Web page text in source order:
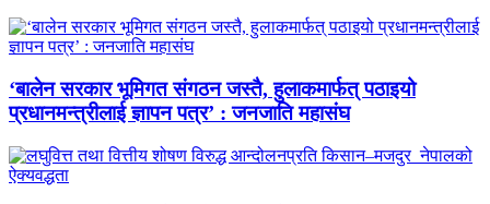
‘बालेन सरकार भूमिगत संगठन जस्तै, हुलाकमार्फत् पठाइयो
प्रधानमन्त्रीलाई ज्ञापन पत्र’ : जनजाति महासंघ